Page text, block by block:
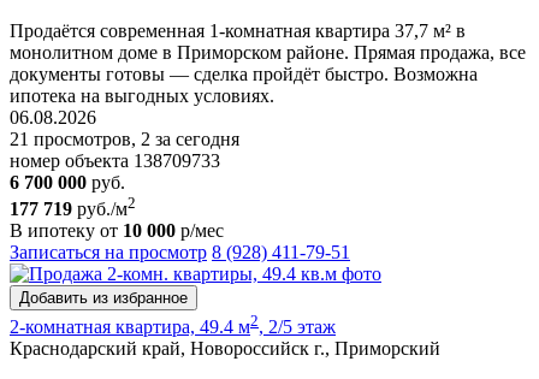
Продаётся современная 1-комнатная квартира 37,7 м² в
монолитном доме в Приморском районе. Прямая продажа, все
документы готовы — сделка пройдёт быстро. Возможна
ипотека на выгодных условиях.
06.08.2026
21 просмотров, 2 за сегодня
номер объекта 138709733
6 700 000 руб.
177 719 руб./м2
В ипотеку от 10 000 р/мес
Записаться на просмотр 8 (928) 411-79-51
Добавить из избранное
2-комнатная квартира, 49.4 м2, 2/5 этаж
Краснодарский край, Новороссийск г., Приморский